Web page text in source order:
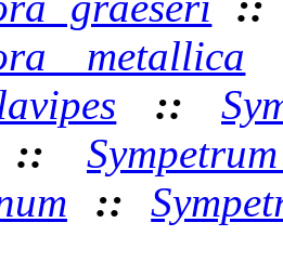
metallica
::
::